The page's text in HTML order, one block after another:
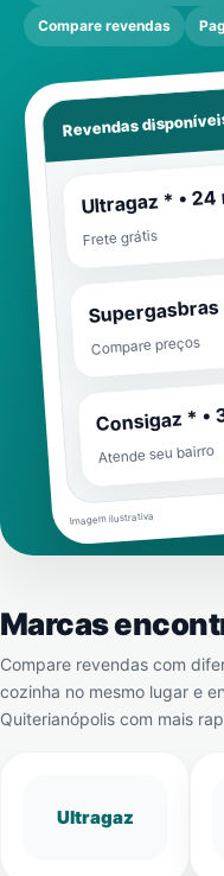
Compare revendas
Revendas
Ultragaz * • 24
Frete grátis
Compare preços
Consigaz * •
Atende seu bairro
Imagem ilustrativa
Marcas
Compare revendas com
cozinha no mesmo lugar e
Quiterianópolis com mais
Ultragaz